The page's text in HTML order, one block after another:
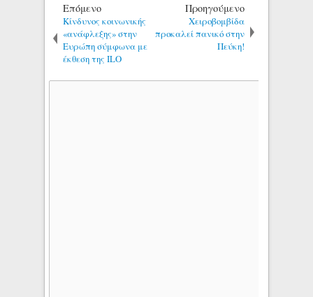
Επόμενο
Κίνδυνος κοινωνικής
«ανάφλεξης» στην
Ευρώπη σύμφωνα με
έκθεση της ILO
Προηγούμενο
Χειροβομβίδα
προκαλεί πανικό στην
Πεύκη!